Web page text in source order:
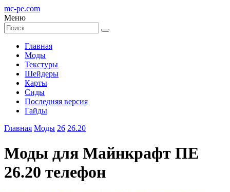
mc-pe.com
Меню
Главная
Моды
Текстуры
Шейдеры
Карты
Сиды
Последняя версия
Гайды
Главная Моды 26 26.20
Моды для Майнкрафт ПЕ
26.20 телефон